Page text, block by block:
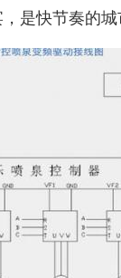
是快节奏的